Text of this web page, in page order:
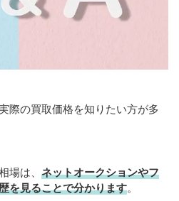
際の買取価格を知りたい方が多
場は、 ネットオークションやフ
を見ることで分かります。